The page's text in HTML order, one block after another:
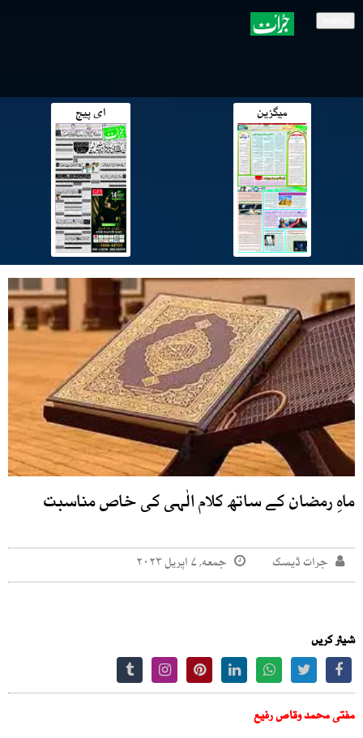
میگزین ای پیج
ماہِ رمضان کے ساتھ کلام الٰہی کی خاص مناسبت
جرات ڈیسک جمعه, ۷ اپریل ۲۰۲۳
شیئر کریں
مفتی محمد وقاص رفیع